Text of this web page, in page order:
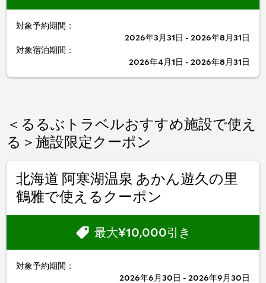
対象予約期間：
2026年3月31日 - 2026年8月31日
対象宿泊期間：
2026年4月1日 - 2026年8月31日
＜るるぶトラベルおすすめ施設で使え
る＞施設限定クーポン
対象予約期間：
2026年6月30日 - 2026年9月30日
最大¥10,000引き
北海道 阿寒湖温泉 あかん遊久の里
鶴雅で使えるクーポン